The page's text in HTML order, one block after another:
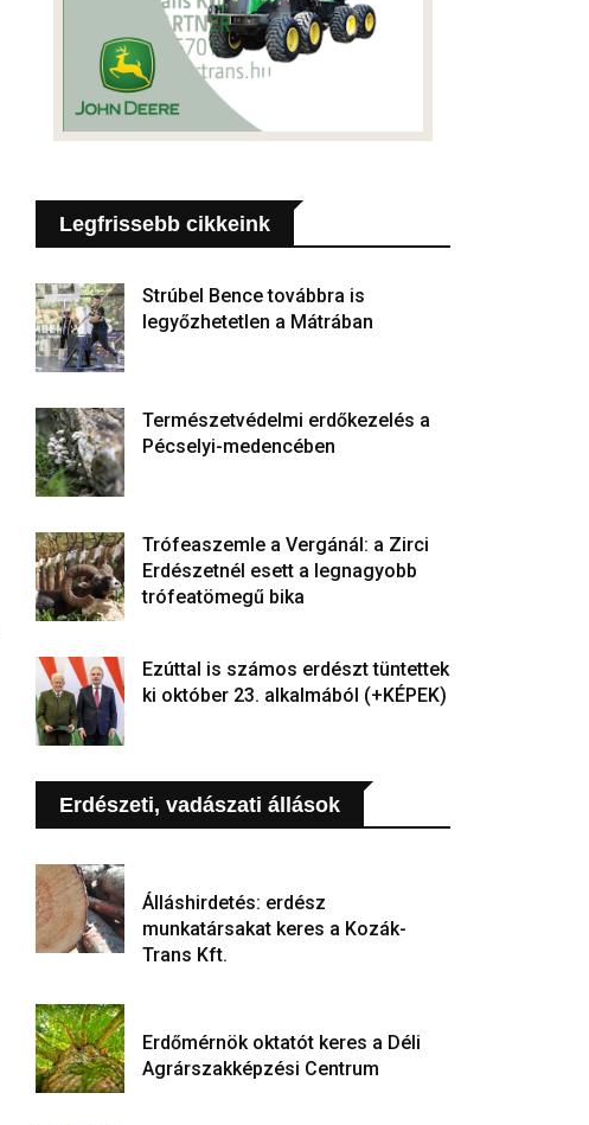
Legfrissebb cikkeink
Strúbel Bence továbbra is
legyőzhetetlen a Mátrában
Természetvédelmi erdőkezelés a
Pécselyi-medencében
Trófeaszemle a Vergánál: a Zirci
Erdészetnél esett a legnagyobb
trófeatömegű bika
Ezúttal is számos erdészt tüntettek
ki október 23. alkalmából (+KÉPEK)
Erdészeti, vadászati állások
Álláshirdetés: erdész
munkatársakat keres a Kozák-
Trans Kft.
Erdőmérnök oktatót keres a Déli
Agrárszakképzési Centrum